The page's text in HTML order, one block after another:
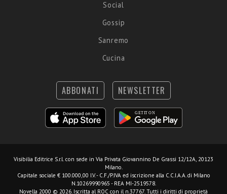
Social
Gossip
Sanremo
Cucina
ABBONATI NEWSLETTER
Visibilia Editrice S.r.l. con sede in Via Privata Giovannino De Grassi 12/12A, 20123
Milano.
Capitale sociale € 100.000,00 I.V. - C.F./P.IVA ed iscrizione alla C.C.I.A.A. di Milano
N.10269990965 - REA MI-2519578.
Novella 2000 © 2026. Iscritta al ROC con il n.37767. Tutti i diritti di proprietà